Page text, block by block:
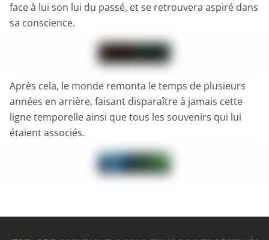
face à lui son lui du passé, et se retrouvera aspiré dans
sa conscience.
Après cela, le monde remonta le temps de plusieurs
années en arrière, faisant disparaître à jamais cette
ligne temporelle ainsi que tous les souvenirs qui lui
étaient associés.